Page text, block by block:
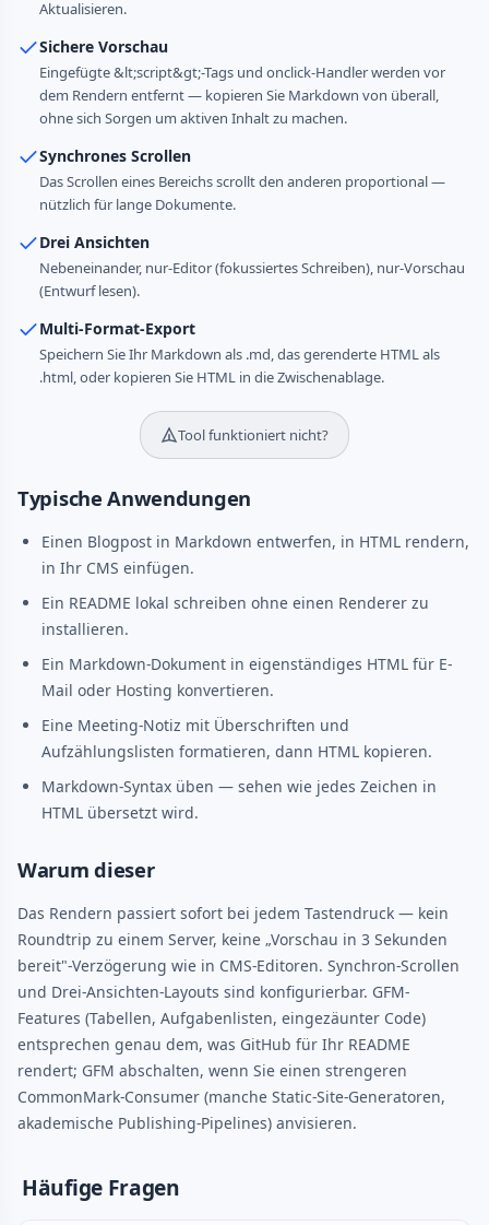
Aktualisieren.
Sichere Vorschau
Eingefügte &lt;script&gt;-Tags und onclick-Handler werden vor
dem Rendern entfernt — kopieren Sie Markdown von überall,
ohne sich Sorgen um aktiven Inhalt zu machen.
Synchrones Scrollen
Das Scrollen eines Bereichs scrollt den anderen proportional —
nützlich für lange Dokumente.
Drei Ansichten
Nebeneinander, nur-Editor (fokussiertes Schreiben), nur-Vorschau
(Entwurf lesen).
Multi-Format-Export
Speichern Sie Ihr Markdown als .md, das gerenderte HTML als
.html, oder kopieren Sie HTML in die Zwischenablage.
Tool funktioniert nicht?
Typische Anwendungen
Einen Blogpost in Markdown entwerfen, in HTML rendern,
in Ihr CMS einfügen.
Ein README lokal schreiben ohne einen Renderer zu
installieren.
Ein Markdown-Dokument in eigenständiges HTML für E-
Mail oder Hosting konvertieren.
Eine Meeting-Notiz mit Überschriften und
Aufzählungslisten formatieren, dann HTML kopieren.
Markdown-Syntax üben — sehen wie jedes Zeichen in
HTML übersetzt wird.
Warum dieser
Das Rendern passiert sofort bei jedem Tastendruck — kein
Roundtrip zu einem Server, keine „Vorschau in 3 Sekunden
bereit"-Verzögerung wie in CMS-Editoren. Synchron-Scrollen
und Drei-Ansichten-Layouts sind konfigurierbar. GFM-
Features (Tabellen, Aufgabenlisten, eingezäunter Code)
entsprechen genau dem, was GitHub für Ihr README
rendert; GFM abschalten, wenn Sie einen strengeren
CommonMark-Consumer (manche Static-Site-Generatoren,
akademische Publishing-Pipelines) anvisieren.
Häufige Fragen